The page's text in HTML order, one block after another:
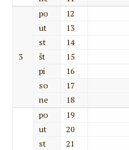
3
po
12
ut
13
st
14
št
15
pi
16
so
17
ne
18
po
19
ut
20
st
21